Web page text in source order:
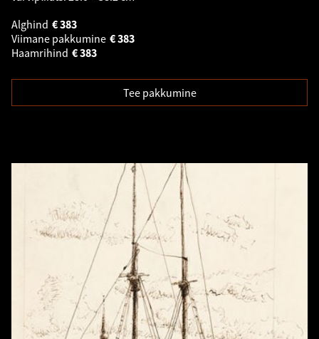
Alghind
383
€
Viimane pakkumine
383
€
Haamrihind
383
€
Tee pakkumine